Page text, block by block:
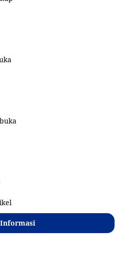
Informasi